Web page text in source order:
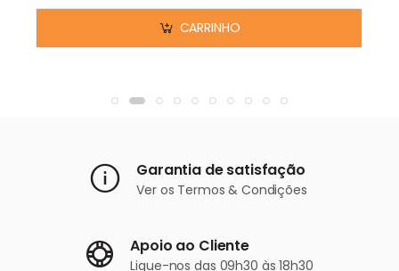
CARRINHO
Garantia de satisfação
Ver os Termos & Condições
Apoio ao Cliente
Ligue-nos das 09h30 às 18h30